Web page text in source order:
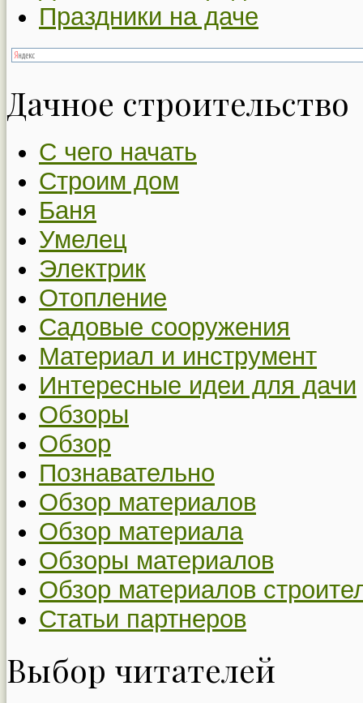
Праздники на даче
Дачное строительство
С чего начать
Строим дом
Баня
Умелец
Электрик
Отопление
Садовые сооружения
Материал и инструмент
Интересные идеи для дачи
Обзоры
Обзор
Познавательно
Обзор материалов
Обзор материала
Обзоры материалов
Обзор материалов
Статьи партнеров
Выбор читателей